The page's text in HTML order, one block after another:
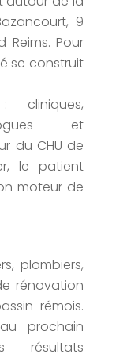
9
Reims. Pour
se construit
cliniques,
et
du CHU de
le patient
moteur de
plombiers,
rénovation
rémois.
prochain
résultats